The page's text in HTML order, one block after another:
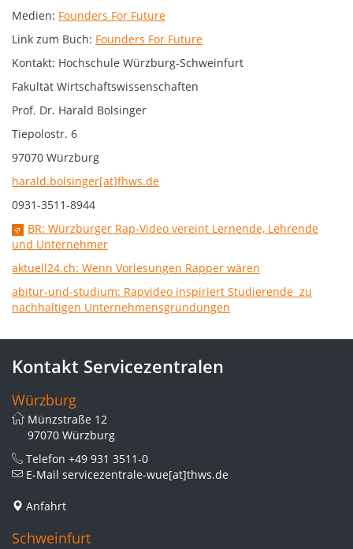
Medien: Founders For Future
Link zum Buch: Founders For Future
Kontakt: Hochschule Würzburg-Schweinfurt
Fakultät Wirtschaftswissenschaften
Prof. Dr. Harald Bolsinger
Tiepolostr. 6
97070 Würzburg
harald.bolsinger[at]fhws.de
0931-3511-8944
BR: Würzburger Rap-Video vereint Lernende, Lehrende
und Unternehmer
aktuell24.ch: Wenn Vorlesungen Rapper wären
abitur-und-studium: Rapvideo inspiriert Studierende zu
nachhaltigen Unternehmensgründungen
Kontakt Servicezentralen
Würzburg
Münzstraße 12
97070 Würzburg
Telefon +49 931 3511-0
E-Mail servicezentrale-wue[at]thws.de
Anfahrt
Schweinfurt